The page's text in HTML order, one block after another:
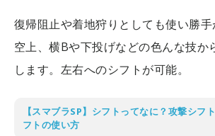
復帰阻止や着地狩りとしても使い勝
空上、横Bや下投げなどの色んな技か
します。左右へのシフトが可能。
【スマブラSP】シフトってなに？攻撃シフ
フトの使い方